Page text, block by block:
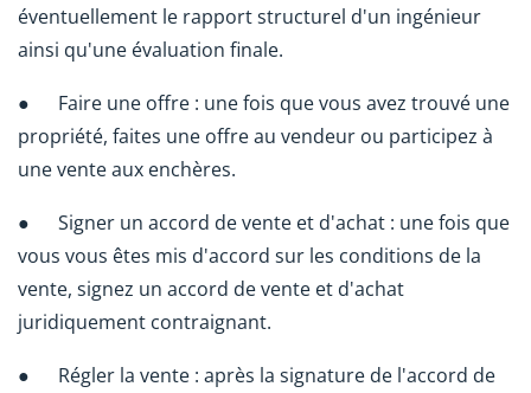
éventuellement le rapport structurel d'un ingénieur
ainsi qu'une évaluation finale.
● Faire une offre : une fois que vous avez trouvé une
propriété, faites une offre au vendeur ou participez à
une vente aux enchères.
● Signer un accord de vente et d'achat : une fois que
vous vous êtes mis d'accord sur les conditions de la
vente, signez un accord de vente et d'achat
juridiquement contraignant.
● Régler la vente : après la signature de l'accord de